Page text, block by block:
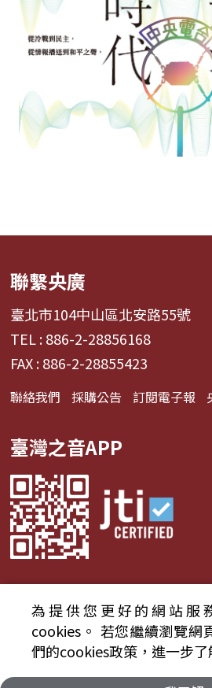
聯繫央廣
臺北市104中山區北安路55號
TEL : 886-2-28856168
FAX : 886-2-28855423
聯絡我們 採購公告 訂閱電子報
臺灣之音APP
© 2024財團法人中央廣播
資通安全政策聲明
服務條
為提供您更好的網站服
cookies。 若您繼續瀏覽網
們的cookies政策，進一步了